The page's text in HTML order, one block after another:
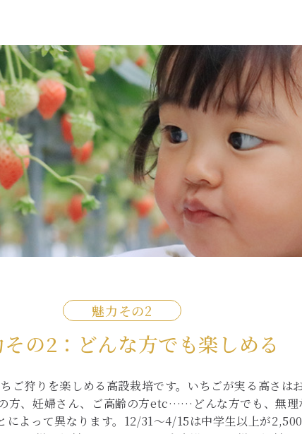
魅力その
の2：どんな方でも楽しめる
狩りを楽しめる高設栽培です。いちごが実る高さは
方、妊婦さん、ご高齢の方etc……どんな方でも、無理
によって異なります。12/31～4/15は中学生以上が